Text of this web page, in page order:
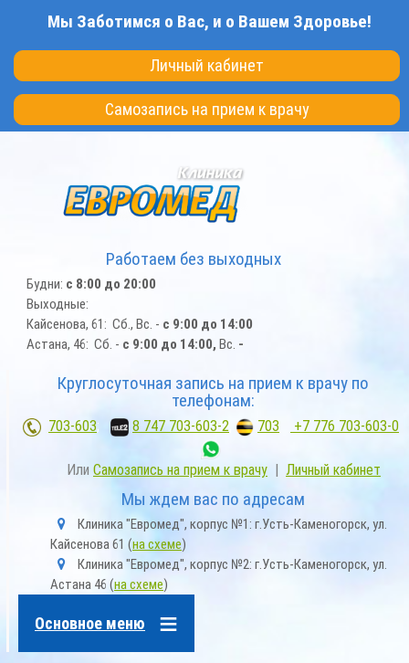
основному
содержанию
Мы Заботимся о Вас, и о Вашем Здоровье!
Личный кабинет
Самозапись на прием к врачу
Работаем без выходных
Будни: с 8:00 до 20:00
Выходные:
Кайсенова, 61: Сб., Вс. - с 9:00 до 14:00
Астана, 46: Сб. - с 9:00 до 14:00, Вс. -
Круглосуточная запись на прием к врачу по
телефонам:
703-603; 8 747 703-603-2 703 +7 776 703-603-0
Или Самозапись на прием к врачу | Личный кабинет
Мы ждем вас по адресам
m
a
p
-
a
k
e
Клиника "Евромед", корпус №1: г.Усть-Каменогорск, ул.
Кайсенова 61 (на схеме)
m
p
m
a
Клиника "Евромед", корпус №2: г.Усть-Каменогорск, ул.
Астана 46 (на схеме)
Основное меню